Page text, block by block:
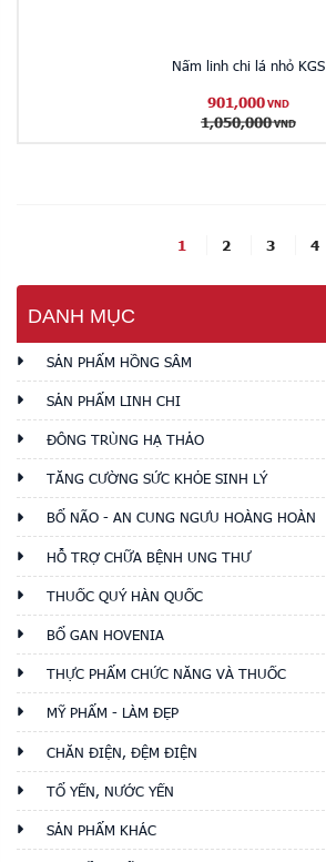
Nấm linh chi lá nhỏ KGS
901,000 VND
1,050,000 VND
1 2 3 4
DANH MỤC
SẢN PHẨM HỒNG SÂM
SẢN PHẨM LINH CHI
ĐÔNG TRÙNG HẠ THẢO
TĂNG CƯỜNG SỨC KHỎE SINH LÝ
BỔ NÃO - AN CUNG NGƯU HOÀNG HOÀN
HỖ TRỢ CHỮA BỆNH UNG THƯ
THUỐC QUÝ HÀN QUỐC
BỔ GAN HOVENIA
THỰC PHẨM CHỨC NĂNG VÀ THUỐC
MỸ PHẨM - LÀM ĐẸP
CHĂN ĐIỆN, ĐỆM ĐIỆN
TỔ YẾN, NƯỚC YẾN
SẢN PHẨM KHÁC